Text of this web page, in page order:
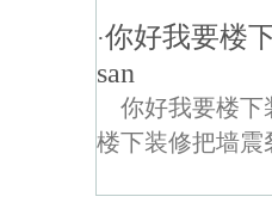
·你好我要楼
san
你好我要楼下
楼下装修把墙震